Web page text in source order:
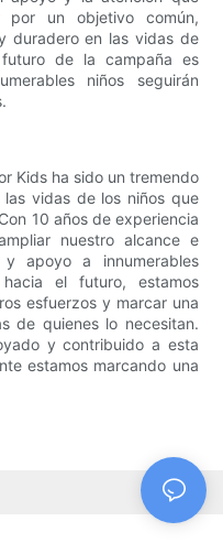
por un objetivo común,
duradero en las vidas de
de la campaña es
niños seguirán
Kids ha sido un tremendo
vidas de los niños que
10 años de experiencia
nuestro alcance e
apoyo a innumerables
el futuro, estamos
esfuerzos y marcar una
de quienes lo necesitan.
y contribuido a esta
estamos marcando una